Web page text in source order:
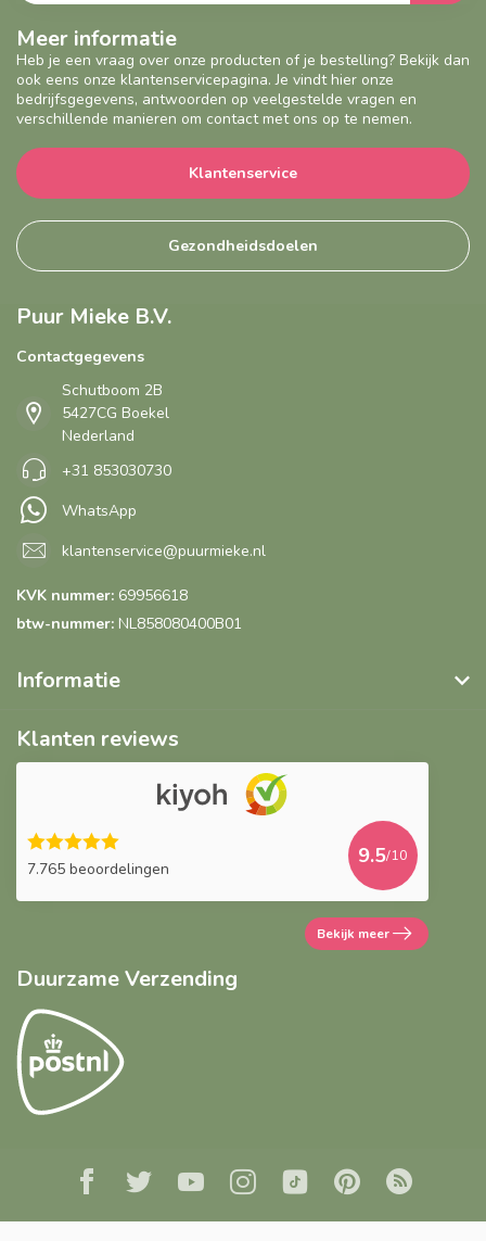
Meer informatie
Heb je een vraag over onze producten of je bestelling? Bekijk dan
ook eens onze klantenservicepagina. Je vindt hier onze
bedrijfsgegevens, antwoorden op veelgestelde vragen en
verschillende manieren om contact met ons op te nemen.
Klantenservice
Gezondheidsdoelen
Puur Mieke B.V.
Contactgegevens
Schutboom 2B
5427CG Boekel
Nederland
+31 853030730
WhatsApp
klantenservice@puurmieke.nl
KVK nummer: 69956618
btw-nummer: NL858080400B01
Informatie
Klanten reviews
7.765 beoordelingen
9.5/10
Bekijk meer
Duurzame Verzending